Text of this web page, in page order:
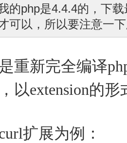
的php是4.4.4的，下
可以，所以要注意一
重新完全编译
以extension的形
扩展为例：